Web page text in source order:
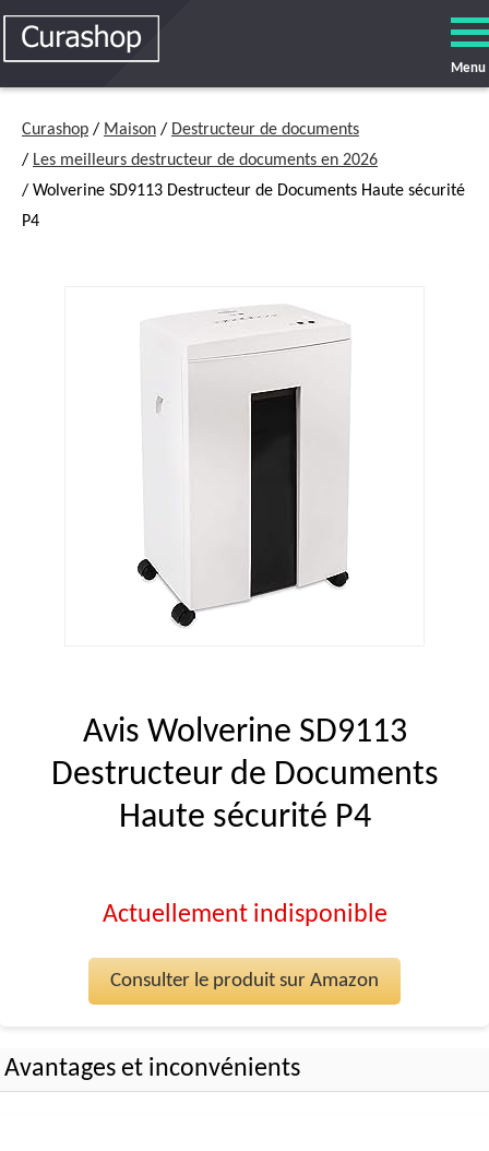
Menu
Curashop / Maison / Destructeur de documents
/ Les meilleurs destructeur de documents en 2026
/ Wolverine SD9113 Destructeur de Documents Haute sécurité
P4
Avis Wolverine SD9113
Destructeur de Documents
Haute sécurité P4
Actuellement indisponible
Consulter le produit sur Amazon
Avantages et inconvénients